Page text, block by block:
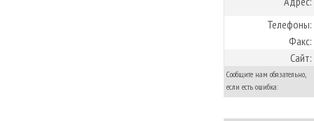
Телефоны:
Факс:
Сайт:
Сообщите нам обязательно,
если есть ошибка: